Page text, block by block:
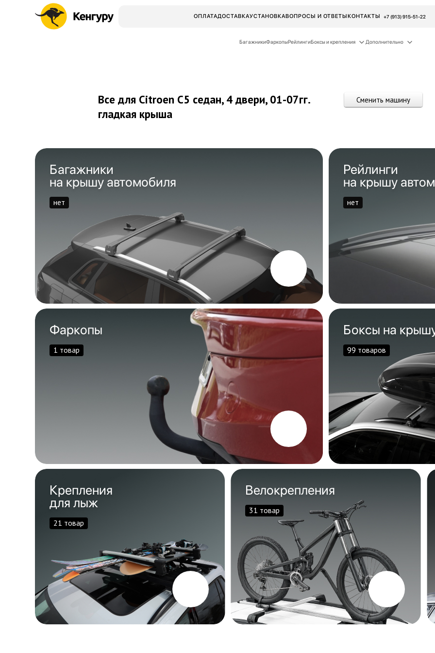
ОПЛАТАДОСТАВКАУСТАНОВКАВОПРОСЫ И ОТВЕТЫКОНТАКТЫ +7 (913) 915-51-22
БагажникиФаркопыРейлингиБоксы и крепления Дополнительно
Все для Citroen C5 седан, 4 двери, 01-07гг.
гладкая крыша
Сменить машину
Багажники
на крышу автомобиля
нет
Рейлинги
на крышу
нет
Фаркопы
1 товар
Боксы на
99 товаров
Крепления
для лыж
21 товар
Велокрепления
31 товар